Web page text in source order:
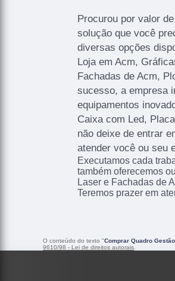
Procurou por valor
solução que você
diversas opções
Loja em Acm,
Fachadas de Acm,
sucesso, a empresa
equipamentos
Caixa com Led,
não deixe de entrar
atender você ou seu
Executamos cada
também oferecemos
Laser e Fachadas de
Teremos prazer em
O conteúdo do texto "Comprar Quadro
9610/98 - Lei de direitos autorais